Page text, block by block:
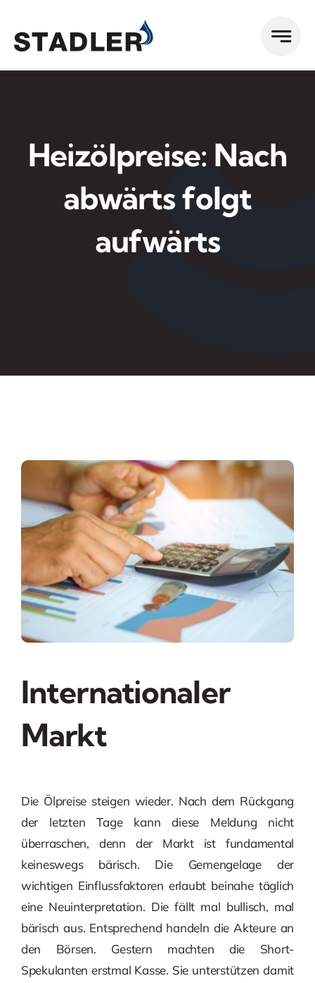
Inhalt
springen
Heizölpreise: Nach
abwärts folgt
aufwärts
Internationaler
Markt
Die Ölpreise steigen wieder. Nach dem Rückgang
der letzten Tage kann diese Meldung nicht
überraschen, denn der Markt ist fundamental
keineswegs bärisch. Die Gemengelage der
wichtigen Einflussfaktoren erlaubt beinahe täglich
eine Neuinterpretation. Die fällt mal bullisch, mal
bärisch aus. Entsprechend handeln die Akteure an
den Börsen. Gestern machten die Short-
Spekulanten erstmal Kasse. Sie unterstützen damit